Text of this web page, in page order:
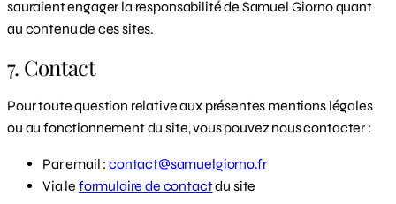
sauraient engager la responsabilité de Samuel Giorno quant
au contenu de ces sites.
7. Contact
Pour toute question relative aux présentes mentions légales
ou au fonctionnement du site, vous pouvez nous contacter :
Par email :contact@samuelgiorno.fr
Via le formulaire de contactdu site